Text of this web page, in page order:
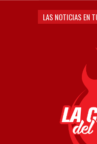
LAS NOTICIAS EN